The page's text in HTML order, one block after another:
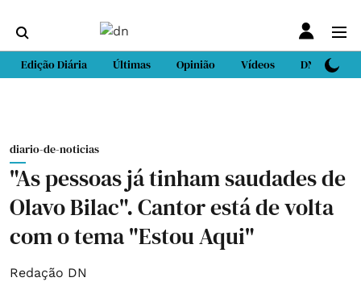
Edição Diária Últimas Opinião Vídeos DN Sport
diario-de-noticias
"As pessoas já tinham saudades de
Olavo Bilac". Cantor está de volta
com o tema "Estou Aqui"
Redação DN